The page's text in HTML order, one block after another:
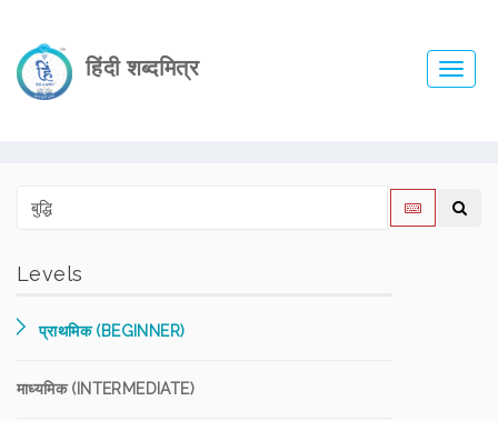
हिंदी शब्दमित्र
Levels
प्राथमिक (BEGINNER)
माध्यमिक (INTERMEDIATE)